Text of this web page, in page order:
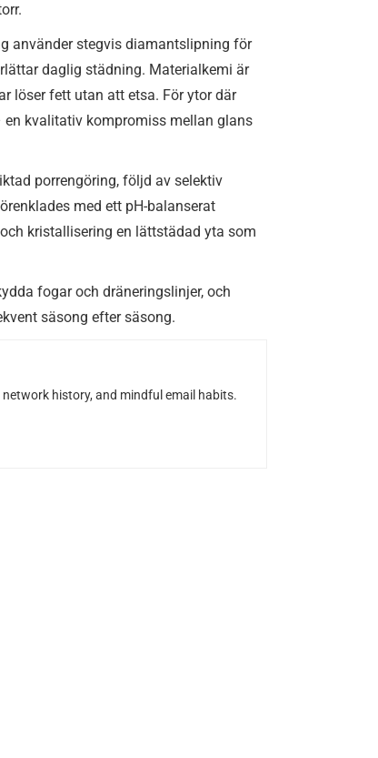
använder stegvis diamantslipning för
daglig städning. Materialkemi är
löser fett utan att etsa. För ytor där
en kvalitativ kompromiss mellan glans
porrengöring, följd av selektiv
med ett pH-balanserat
kristallisering en lättstädad yta som
fogar och dräneringslinjer, och
säsong efter säsong.
history, and mindful email habits.